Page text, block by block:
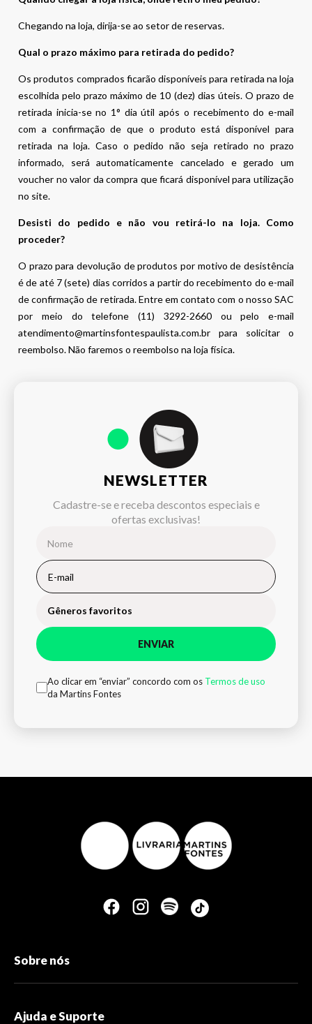
Chegando na loja, dirija-se ao setor de reservas.
Qual o prazo máximo para retirada do pedido?
Os produtos comprados ficarão disponíveis para retirada na loja
escolhida pelo prazo máximo de 10 (dez) dias úteis. O prazo de
retirada inicia-se no 1° dia útil após o recebimento do e-mail
com a confirmação de que o produto está disponível para
retirada na loja. Caso o pedido não seja retirado no prazo
informado, será automaticamente cancelado e gerado um
voucher no valor da compra que ficará disponível para utilização
no site.
Desisti do pedido e não vou retirá-lo na loja. Como
proceder?
O prazo para devolução de produtos por motivo de desistência
é de até 7 (sete) dias corridos a partir do recebimento do e-mail
de confirmação de retirada. Entre em contato com o nosso SAC
por meio do telefone (11) 3292-2660 ou pelo e-mail
atendimento@martinsfontespaulista.com.br para solicitar o
reembolso. Não faremos o reembolso na loja física.
NEWSLETTER
Cadastre-se e receba descontos especiais e
ofertas exclusivas!
Gêneros favoritos
ENVIAR
Ao clicar em “enviar” concordo com os Termos de uso
da Martins Fontes
Sobre nós
Ajuda e Suporte